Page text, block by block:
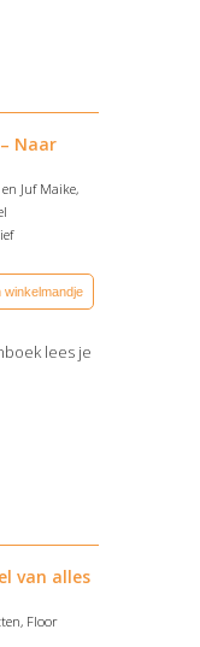
Naar
Juf Maike,
winkelmandje
lees je
van alles
Floor